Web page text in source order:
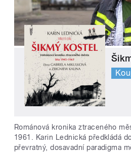
Románová kronika ztraceného
1961. Karin Lednická předkládá
převratný, dosavadní paradigma